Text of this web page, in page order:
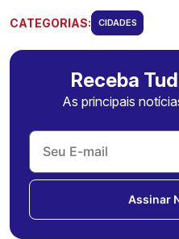
CATEGORIAS: CIDADES
Receba
As principais
Assinar